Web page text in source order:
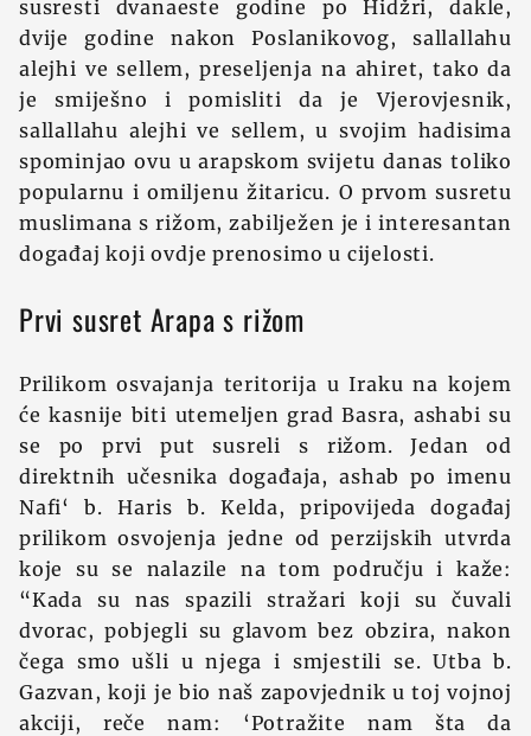
susresti dvanaeste godine po Hidžri, dakle,
dvije godine nakon Poslanikovog, sallallahu
alejhi ve sellem, preseljenja na ahiret, tako da
je smiješno i pomisliti da je Vjerovjesnik,
sallallahu alejhi ve sellem, u svojim hadisima
spominjao ovu u arapskom svijetu danas toliko
popularnu i omiljenu žitaricu. O prvom susretu
muslimana s rižom, zabilježen je i interesantan
događaj koji ovdje prenosimo u cijelosti.
Prvi susret Arapa s rižom
Prilikom osvajanja teritorija u Iraku na kojem
će kasnije biti utemeljen grad Basra, ashabi su
se po prvi put susreli s rižom. Jedan od
direktnih učesnika događaja, ashab po imenu
Nafi‘ b. Haris b. Kelda, pripovijeda događaj
prilikom osvojenja jedne od perzijskih utvrda
koje su se nalazile na tom području i kaže:
“Kada su nas spazili stražari koji su čuvali
dvorac, pobjegli su glavom bez obzira, nakon
čega smo ušli u njega i smjestili se. Utba b.
Gazvan, koji je bio naš zapovjednik u toj vojnoj
akciji, reče nam: ‘Potražite nam šta da